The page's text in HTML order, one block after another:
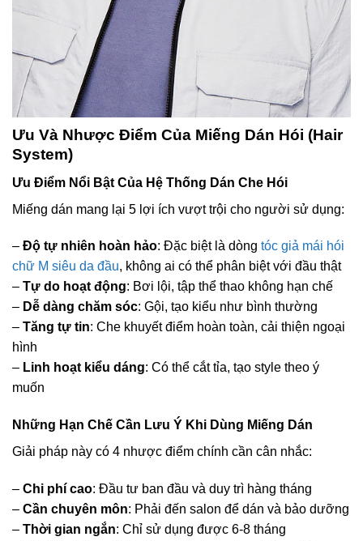
Ưu Và Nhược Điểm Của Miếng Dán Hói (Hair
System)
Ưu Điểm Nổi Bật Của Hệ Thống Dán Che Hói
Miếng dán mang lại 5 lợi ích vượt trội cho người sử dụng:
– Độ tự nhiên hoàn hảo: Đặc biệt là dòng tóc giả mái hói
chữ M siêu da đầu, không ai có thể phân biệt với đầu thật
– Tự do hoạt động: Bơi lội, tập thể thao không hạn chế
– Dễ dàng chăm sóc: Gội, tạo kiểu như bình thường
– Tăng tự tin: Che khuyết điểm hoàn toàn, cải thiện ngoại
hình
– Linh hoạt kiểu dáng: Có thể cắt tỉa, tạo style theo ý
muốn
Những Hạn Chế Cần Lưu Ý Khi Dùng Miếng Dán
Giải pháp này có 4 nhược điểm chính cần cân nhắc:
– Chi phí cao: Đầu tư ban đầu và duy trì hàng tháng
– Cần chuyên môn: Phải đến salon để dán và bảo dưỡng
– Thời gian ngắn: Chỉ sử dụng được 6-8 tháng